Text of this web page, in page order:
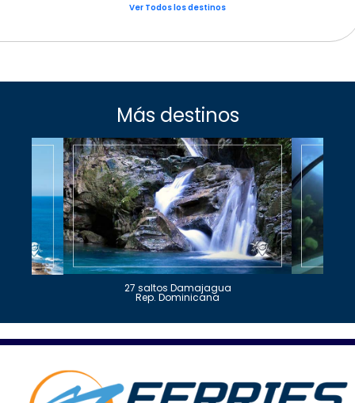
Ver Todos los destinos
Más destinos
27 saltos Damajagua
Rep. Dominicana